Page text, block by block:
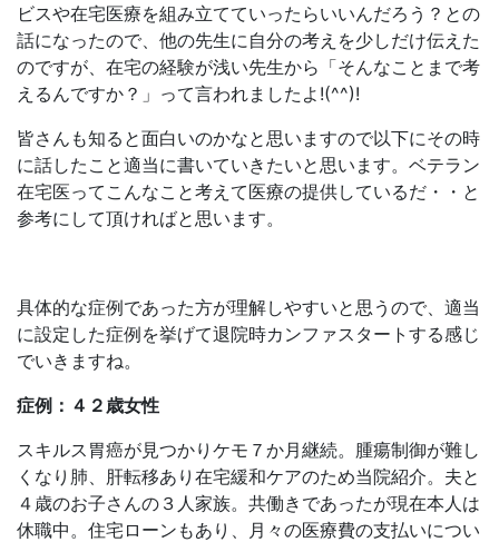
ビスや在宅医療を組み立てていったらいいんだろう？との
話になったので、他の先生に自分の考えを少しだけ伝えた
のですが、在宅の経験が浅い先生から「そんなことまで考
えるんですか？」って言われましたよ!(^^)!
皆さんも知ると面白いのかなと思いますので以下にその時
に話したこと適当に書いていきたいと思います。ベテラン
在宅医ってこんなこと考えて医療の提供しているだ・・と
参考にして頂ければと思います。
具体的な症例であった方が理解しやすいと思うので、適当
に設定した症例を挙げて退院時カンファスタートする感じ
でいきますね。
症例：４２歳女性
スキルス胃癌が見つかりケモ７か月継続。腫瘍制御が難し
くなり肺、肝転移あり在宅緩和ケアのため当院紹介。夫と
４歳のお子さんの３人家族。共働きであったが現在本人は
休職中。住宅ローンもあり、月々の医療費の支払いについ